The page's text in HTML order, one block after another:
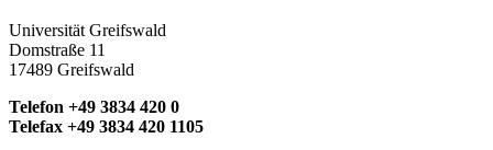
Universität Greifswald
Domstraße 11
17489 Greifswald
Telefon +49 3834 420 0
Telefax +49 3834 420 1105